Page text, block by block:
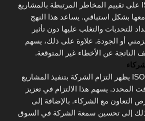
يركز نظام ISO 21500 على تقييم المخاطر المرتبطة بالمشاريع
بشكل استباقي. يساعد هذا النهج
للتحديات والتغلب عليها دون تأثير
أو الجودة. علاوة على ذلك، يسهم
الناتجة عن الأخطاء غير المتوقعة.
تطبيق معايير ISO 21500 يظهر التزام الشركة بتنفيذ المشاريع
المحدد. يسهم هذا الالتزام في تعزيز
التعاون مع الشركاء. بالإضافة إلى
إلى تحسين سمعة الشركة في السوق